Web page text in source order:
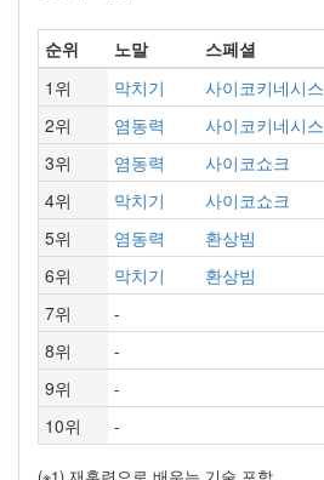
순위 노말 스페셜
1위
막치기 사이코키네시스
2위
염동력 사이코키네시스
3위
염동력 사이코쇼크
4위
막치기 사이코쇼크
5위
염동력 환상빔
6위
막치기 환상빔
7위
-
8위
-
9위
-
10위
-